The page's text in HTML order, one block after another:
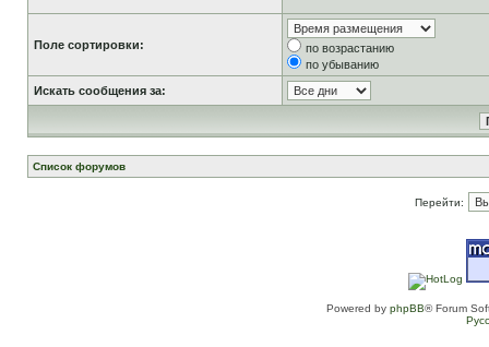
Поле сортировки:
по возрастанию
по убыванию
Искать сообщения за:
Список форумов
Перейти:
Powered by phpBB® Forum